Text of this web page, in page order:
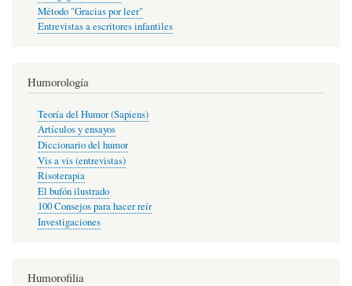
Método "Gracias por leer"
Entrevistas a escritores infantiles
Humorología
Teoría del Humor (Sapiens)
Artículos y ensayos
Diccionario del humor
Vis a vis (entrevistas)
Risoterapia
El bufón ilustrado
100 Consejos para hacer reír
Investigaciones
Humorofilia